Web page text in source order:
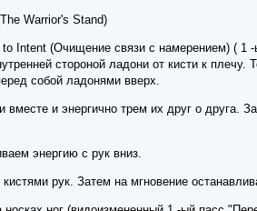
Warrior's Stand)
Intent (Очищение связи с намерением) ( 1
стороной ладони от кисти к
собой ладонями вверх.
вместе и энергично трем их друг о друга.
энергию с рук вниз.
кистями рук. Затем на мгновение